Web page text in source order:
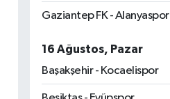
Gaziantep FK - Alanyaspor
16 Ağustos, Pazar
Başakşehir - Kocaelispor